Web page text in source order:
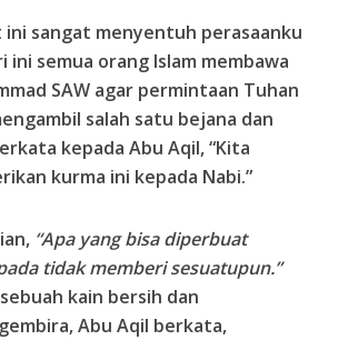
sangat menyentuh perasaanku
semua orang Islam membawa
SAW agar permintaan Tuhan
salah satu bejana dan
kepada Abu Aqil, “Kita
kurma ini kepada Nabi.”
“Apa yang bisa diperbuat
tidak memberi sesuatupun.”
kain bersih dan
Abu Aqil berkata,